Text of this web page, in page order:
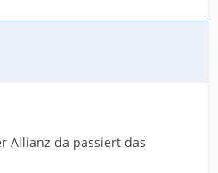
Allianz da passiert das